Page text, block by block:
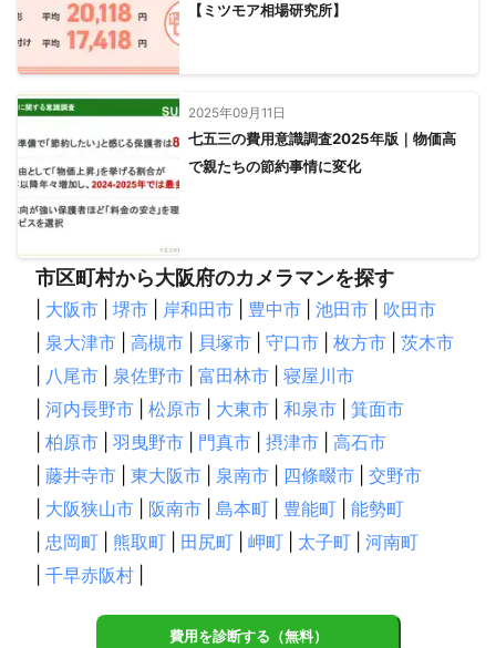
【ミツモア相場研究所】
2025年09月11日
七五三の費用意識調査2025年版｜物価高
で親たちの節約事情に変化
市区町村から大阪府のカメラマンを探す
大阪市 堺市 岸和田市 豊中市 池田市
吹田市
泉大津市 高槻市 貝塚市 守口市 枚方市
茨木市
八尾市 泉佐野市 富田林市
寝屋川市
河内長野市 松原市 大東市 和泉市
箕面市
柏原市 羽曳野市 門真市 摂津市
高石市
藤井寺市 東大阪市 泉南市 四條畷市
交野市
大阪狭山市 阪南市 島本町 豊能町
能勢町
忠岡町 熊取町 田尻町 岬町 太子町
河南町
千早赤阪村
費用を診断する（無料）